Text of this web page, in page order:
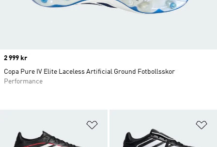
Price
2 999 kr
Copa Pure IV Elite Laceless Artificial Ground Fotbollsskor
Performance